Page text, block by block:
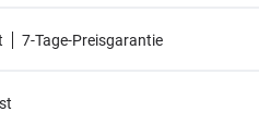
7-Tage-Preisgarantie